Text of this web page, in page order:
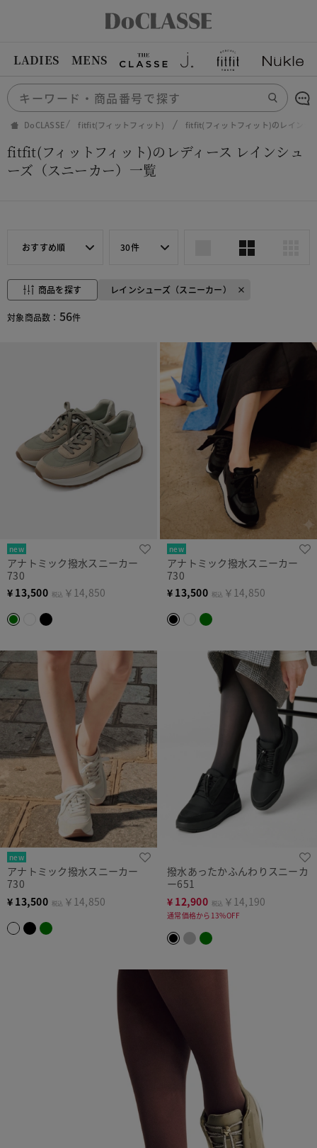
LADIES MENS
DoCLASSE fitfit(フィットフィット) fitfit(フィットフィット)のレインシ
fitfit(フィットフィット)のレディース レインシュ
ーズ（スニーカー）一覧
おすすめ順 30件
商品を探す レインシューズ（スニーカー）
対象商品数： 56件
new
アナトミック撥水スニーカー
730
¥ 13,500 税込 ￥14,850
new
アナトミック撥水スニーカー
730
¥ 13,500 税込 ￥14,850
new
アナトミック撥水スニーカー
730
¥ 13,500 税込 ￥14,850
撥水あったかふんわりスニーカ
ー651
¥ 12,900 税込 ￥14,190
通常価格から13%OFF